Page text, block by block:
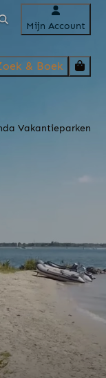
Mijn Account
& Boek
Vakantieparken